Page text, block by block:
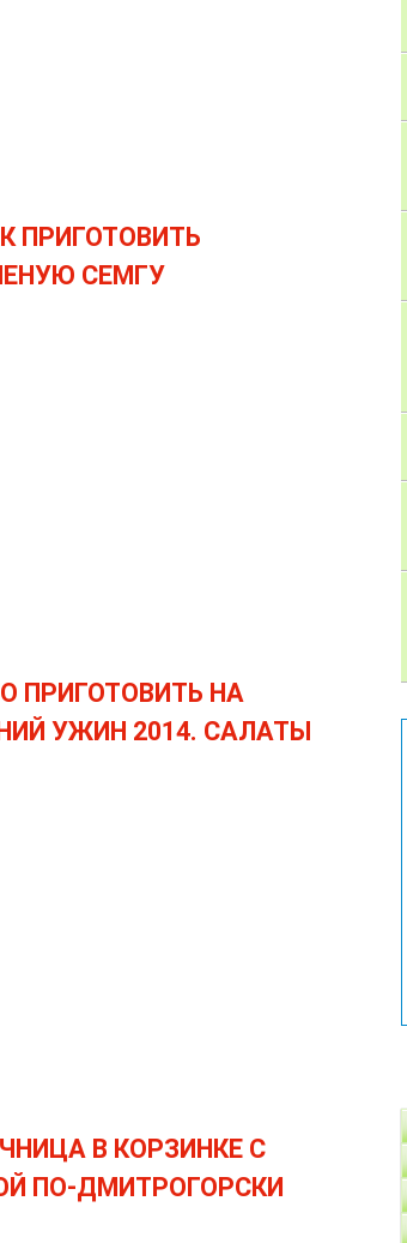
ПРИГОТОВИТЬ
СЕМГУ
ПРИГОТОВИТЬ НА
УЖИН 2014. САЛАТЫ
В КОРЗИНКЕ С
ПО-ДМИТРОГОРСКИ